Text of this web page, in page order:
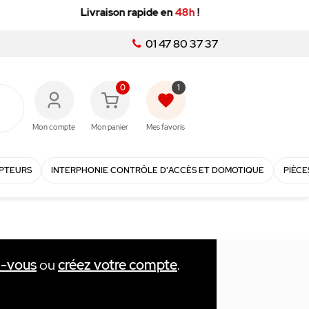
01 47 80 37 37
Mon compte
0
Mon panier
favorite
1
Mes favoris
INTERPHONIE CONTRÔLE D'ACCÈS ET DOMOTIQUE
vousoucréez votre compte.